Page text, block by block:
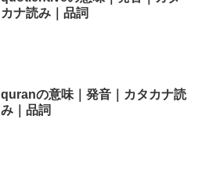
カナ読み｜品詞
quranの意味｜発音｜カタカナ読
み｜品詞